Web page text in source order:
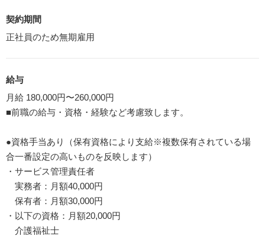
契約期間
正社員のため無期雇用
給与
月給 180,000円〜260,000円
■前職の給与・資格・経験など考慮致します。
●資格手当あり（保有資格により支給※複数保有されている場
合一番設定の高いものを反映します）
・サービス管理責任者
実務者：月額40,000円
保有者：月額30,000円
・以下の資格：月額20,000円
介護福祉士